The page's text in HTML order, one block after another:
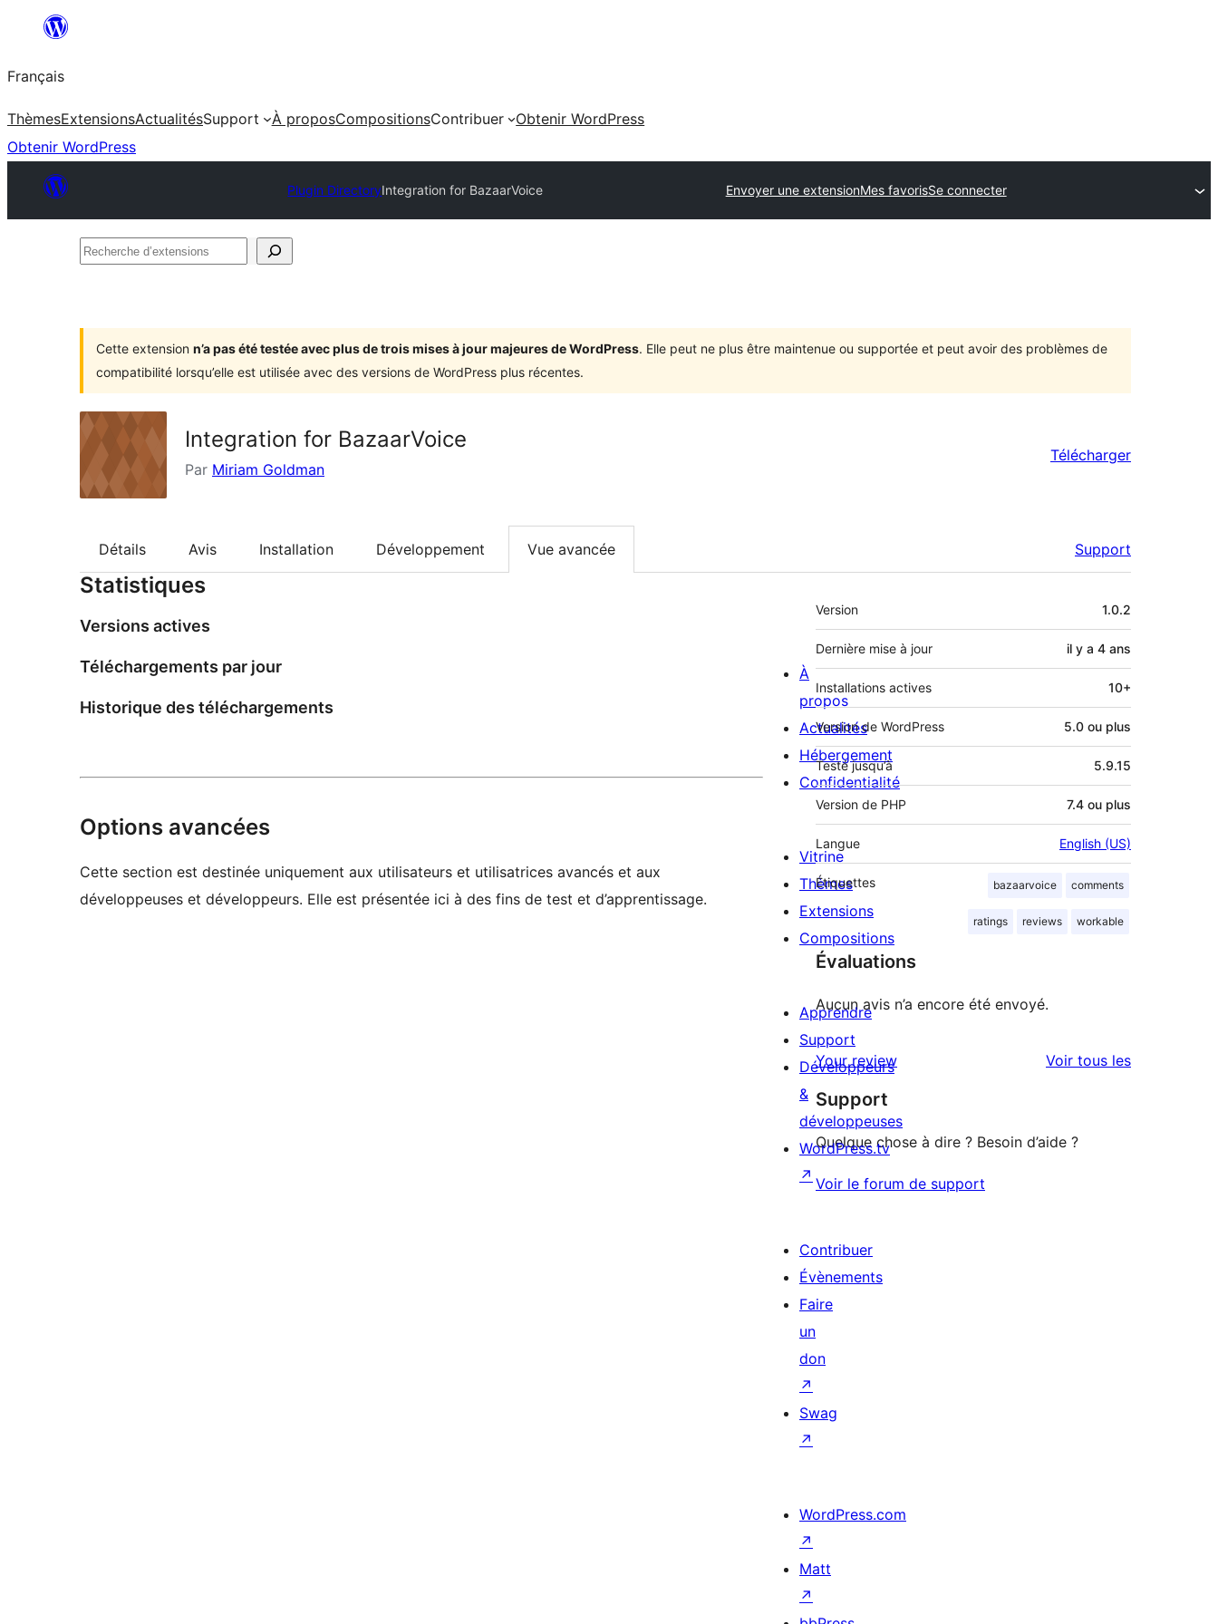
contenu
Français
ThèmesExtensionsActualitésSupport À proposCompositionsContribuer
Obtenir WordPress
Obtenir WordPress
Plugin DirectoryIntegration for BazaarVoice Envoyer une extensionMes favorisSe connecter
Recherche
Cette extension n’a pas été testée avec plus de trois mises à jour majeures de WordPress. Elle peut ne plus être maintenue ou supportée et peut avoir des problèmes de
compatibilité lorsqu’elle est utilisée avec des versions de WordPress plus récentes.
Integration for BazaarVoice
Par Miriam Goldman
Télécharger
Détails Avis Installation Développement Vue avancée Support
Statistiques
Versions actives
Téléchargements par jour
Historique des téléchargements
Options avancées
Cette section est destinée uniquement aux utilisateurs et utilisatrices avancés et aux
développeuses et développeurs. Elle est présentée ici à des fins de test et d’apprentissage.
Méta
Version 1.0.2
Dernière mise à jour il y a 4 ans
Installations actives 10+
Version de WordPress 5.0 ou plus
Testé jusqu’à 5.9.15
Version de PHP 7.4 ou plus
Langue English (US)
Étiquettes bazaarvoice comments
ratings reviews workable
Évaluations
Aucun avis n’a encore été envoyé.
Your review Voir tous lesavis
Support
Quelque chose à dire ? Besoin d’aide ?
Voir le forum de support
À
propos
Actualités
Hébergement
Confidentialité
Vitrine
Thèmes
Extensions
Compositions
Apprendre
Support
Développeurs
&
développeuses
WordPress.tv
↗
Contribuer
Évènements
Faire
un
don
↗
Swag
↗
WordPress.com
↗
Matt
↗